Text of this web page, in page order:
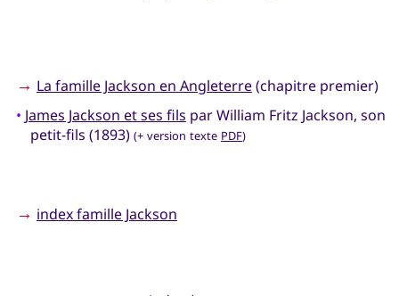
→ La famille Jackson en Angleterre(chapitre premier)
• James Jackson et ses fils par William Fritz Jackson, son
petit-fils (1893) (+ version texte PDF)
→ index famille Jackson